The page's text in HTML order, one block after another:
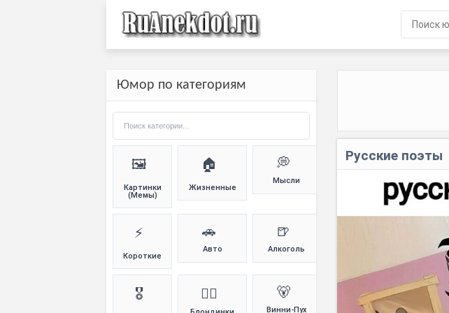
Русские поэты
Юмор по категориям
🖼️
Картинки
(Мемы)
🏠
Жизненные
💭
Мысли
⚡
Короткие
🚗
Авто
🍺
Алкоголь
🎖️ 👱‍♀️ 🐻
Винни-Пух